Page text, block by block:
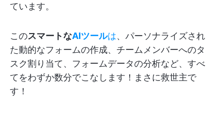
ています。
このスマートなAIツールは、パーソナライズされ
た動的なフォームの作成、チームメンバーへのタ
スク割り当て、フォームデータの分析など、すべ
てをわずか数分でこなします！まさに救世主で
す！